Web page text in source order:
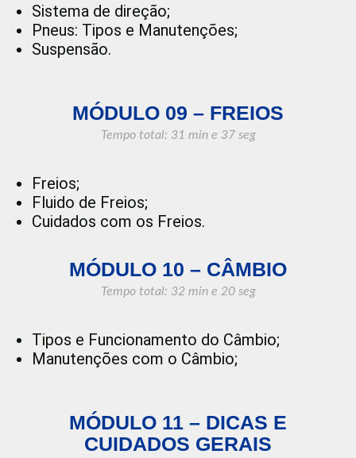
Sistema de direção;
Pneus: Tipos e Manutenções;
Suspensão.
MÓDULO 09 – FREIOS
Tempo total: 31 min e 37 seg
Freios;
Fluido de Freios;
Cuidados com os Freios.
MÓDULO 10 – CÂMBIO
Tempo total: 32 min e 20 seg
Tipos e Funcionamento do Câmbio;
Manutenções com o Câmbio;
MÓDULO 11 – DICAS E
CUIDADOS GERAIS